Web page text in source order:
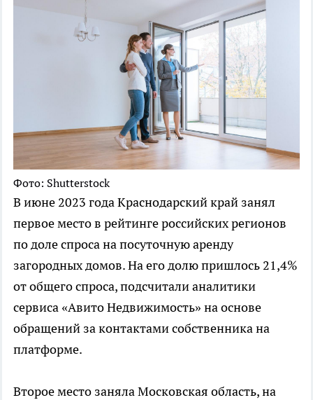
Фото: Shutterstock
В июне 2023 года Краснодарский край занял
первое место в рейтинге российских регионов
по доле спроса на посуточную аренду
загородных домов. На его долю пришлось 21,4%
от общего спроса, подсчитали аналитики
сервиса «Авито Недвижимость» на основе
обращений за контактами собственника на
платформе.
Второе место заняла Московская область, на